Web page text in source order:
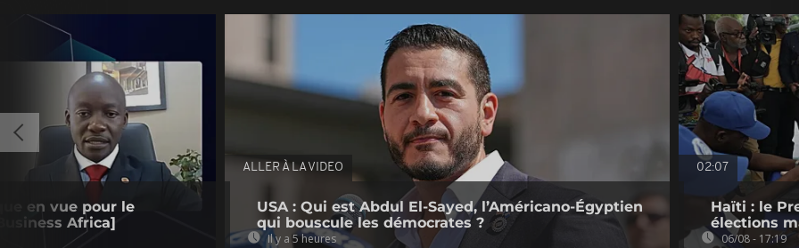
en vue pour le
Africa]
ALLER À LA VIDEO
USA : Qui est Abdul El-Sayed, l’Américano-Égyptien
qui bouscule les démocrates ?
Il y a 5 heures
02:07
Haïti : le
élections
06/08 - 17:19